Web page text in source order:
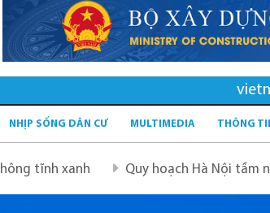
NHỊP SỐNG DÂN CƯ MULTIMEDIA THÔNG
Quy hoạch Hà Nội tầm nhìn 100 năm